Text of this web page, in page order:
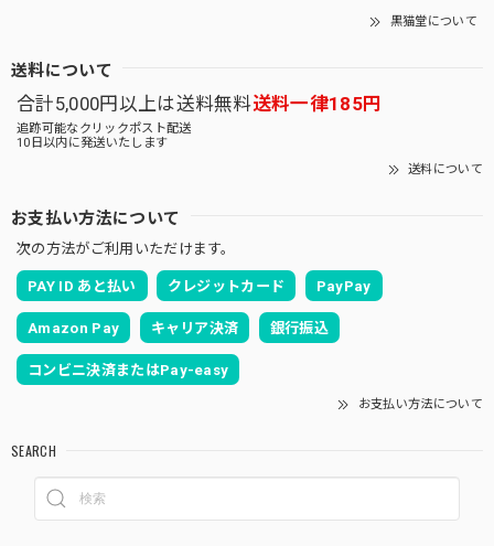
黒猫堂について
送料について
合計5,000円以上は送料無料送料一律185円
追跡可能なクリックポスト配送
10日以内に発送いたします
送料について
お支払い方法について
次の方法がご利用いただけます。
PAY ID あと払い クレジットカード PayPay
Amazon Pay キャリア決済 銀行振込
コンビニ決済またはPay-easy
お支払い方法について
SEARCH